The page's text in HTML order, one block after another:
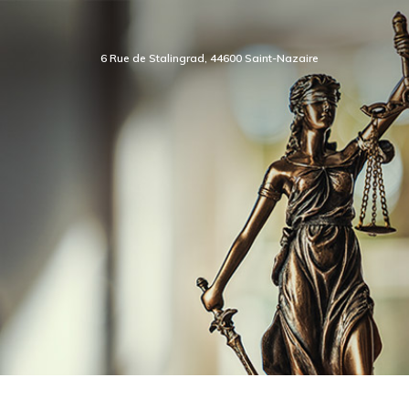
6 Rue de Stalingrad, 44600 Saint-Nazaire